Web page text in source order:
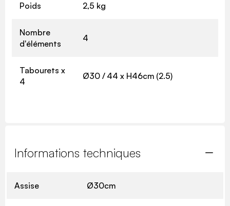
Poids 2,5 kg
Nombre
d'éléments
4
Tabourets x
4
Ø30 / 44 x H46cm (2.5)
Informations techniques
Assise Ø30cm